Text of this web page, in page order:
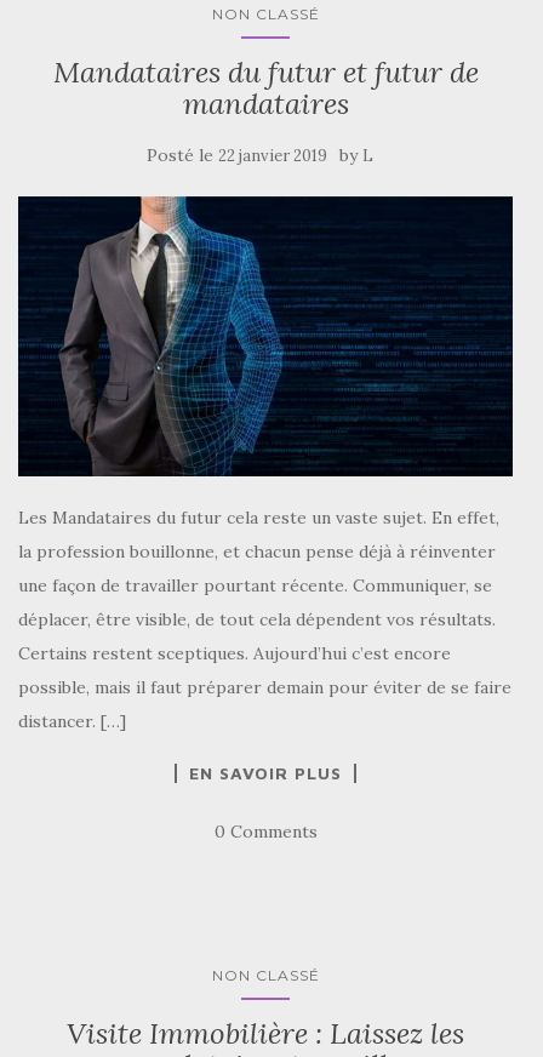
NON CLASSÉ
Mandataires du futur et futur de
mandataires
Posté le 22 janvier 2019 by L
Les Mandataires du futur cela reste un vaste sujet. En effet,
la profession bouillonne, et chacun pense déjà à réinventer
une façon de travailler pourtant récente. Communiquer, se
déplacer, être visible, de tout cela dépendent vos résultats.
Certains restent sceptiques. Aujourd’hui c’est encore
possible, mais il faut préparer demain pour éviter de se faire
distancer. […]
EN SAVOIR PLUS
0 Comments
NON CLASSÉ
Visite Immobilière : Laissez les